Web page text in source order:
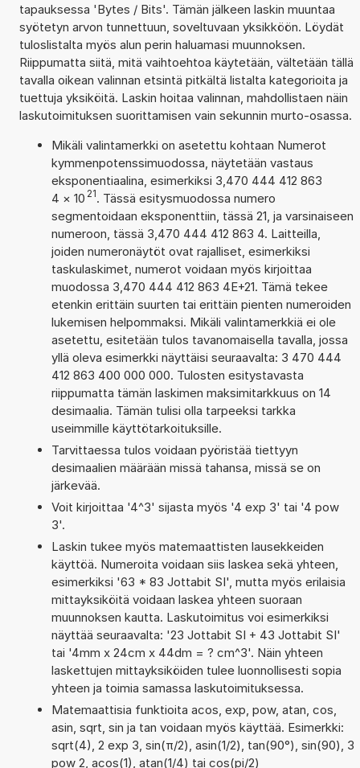
tapauksessa 'Bytes / Bits'. Tämän jälkeen laskin muuntaa
syötetyn arvon tunnettuun, soveltuvaan yksikköön. Löydät
tuloslistalta myös alun perin haluamasi muunnoksen.
Riippumatta siitä, mitä vaihtoehtoa käytetään, vältetään tällä
tavalla oikean valinnan etsintä pitkältä listalta kategorioita ja
tuettuja yksiköitä. Laskin hoitaa valinnan, mahdollistaen näin
laskutoimituksen suorittamisen vain sekunnin murto-osassa.
Mikäli valintamerkki on asetettu kohtaan Numerot
kymmenpotenssimuodossa, näytetään vastaus
eksponentiaalina, esimerkiksi 3,470 444 412 863
4 × 10 21. Tässä esitysmuodossa numero
segmentoidaan eksponenttiin, tässä 21, ja varsinaiseen
numeroon, tässä 3,470 444 412 863 4. Laitteilla,
joiden numeronäytöt ovat rajalliset, esimerkiksi
taskulaskimet, numerot voidaan myös kirjoittaa
muodossa 3,470 444 412 863 4E+21. Tämä tekee
etenkin erittäin suurten tai erittäin pienten numeroiden
lukemisen helpommaksi. Mikäli valintamerkkiä ei ole
asetettu, esitetään tulos tavanomaisella tavalla, jossa
yllä oleva esimerkki näyttäisi seuraavalta: 3 470 444
412 863 400 000 000. Tulosten esitystavasta
riippumatta tämän laskimen maksimitarkkuus on 14
desimaalia. Tämän tulisi olla tarpeeksi tarkka
useimmille käyttötarkoituksille.
Tarvittaessa tulos voidaan pyöristää tiettyyn
desimaalien määrään missä tahansa, missä se on
järkevää.
Voit kirjoittaa '4^3' sijasta myös '4 exp 3' tai '4 pow
3'.
Laskin tukee myös matemaattisten lausekkeiden
käyttöä. Numeroita voidaan siis laskea sekä yhteen,
esimerkiksi '63 * 83 Jottabit SI', mutta myös erilaisia
mittayksiköitä voidaan laskea yhteen suoraan
muunnoksen kautta. Laskutoimitus voi esimerkiksi
näyttää seuraavalta: '23 Jottabit SI + 43 Jottabit SI'
tai '4mm x 24cm x 44dm = ? cm^3'. Näin yhteen
laskettujen mittayksiköiden tulee luonnollisesti sopia
yhteen ja toimia samassa laskutoimituksessa.
Matemaattisia funktioita acos, exp, pow, atan, cos,
asin, sqrt, sin ja tan voidaan myös käyttää. Esimerkki:
sqrt(4), 2 exp 3, sin(π/2), asin(1/2), tan(90°), sin(90), 3
pow 2, acos(1), atan(1/4) tai cos(pi/2)